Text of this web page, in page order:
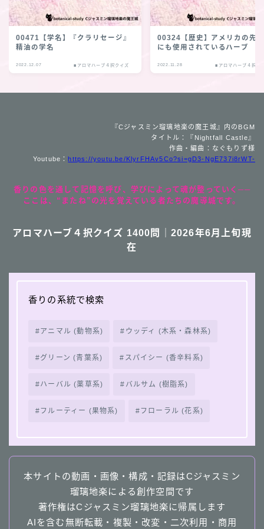
00471【学名】『クラリセージ』
精油の学名
2022.12.07 ■アロマハーブ４択クイズ
00324【歴史】アメリカの先
にも使用されているハーブ
2022.11.28 ■アロマハーブ４択ク
『Cジャスミン瑠璃地楽の魔王城』内のBGM
タイトル：『Nightfall Castle』
作曲・編曲：なぐもりず様
Youtube： https://youtu.be/KlyrFHAv5Co?si=gD3-NgE737i8rWT-
香りの色を通して記憶を呼び、学びによって魂が整っていく──
ここは、“またね”の光を覚えている者たちの魔導城です。
アロマハーブ４択クイズ 1400問｜2026年6月上旬現
在
香りの系統で検索
アニマル (動物系) ウッディ (木系・森林系)
グリーン (青葉系) スパイシー (香辛料系)
ハーバル (薬草系) バルサム (樹脂系)
フルーティー (果物系) フローラル (花系)
本サイトの動画・画像・構成・記録はCジャスミン
瑠璃地楽による創作空間です
著作権はCジャスミン瑠璃地楽に帰属します
AIを含む無断転載・複製・改変・二次利用・商用